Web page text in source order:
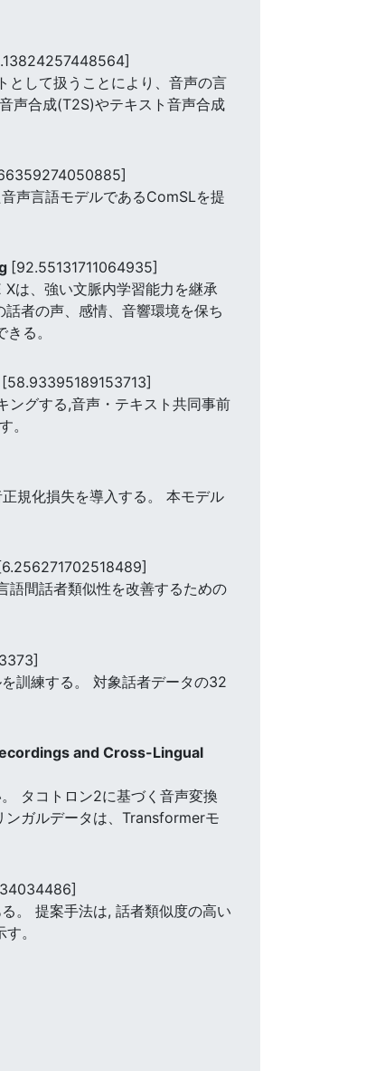
として扱うことにより、音声の言
声合成(T2S)やテキスト音声合成
声言語モデルであるComSLを提
[92.55131711064935]
は、強い文脈内学習能力を継承
者の声、感情、音響環境を保ち
る。
[58.93395189153713]
ングする,音声・テキスト共同事前
。
規化損失を導入する。 本モデル
[6.256271702518489]
語間話者類似性を改善するための
訓練する。 対象話者データの32
and Cross-Lingual
タコトロン2に基づく音声変換
ンガルデータは、Transformerモ
。 提案手法は, 話者類似度の高い
。